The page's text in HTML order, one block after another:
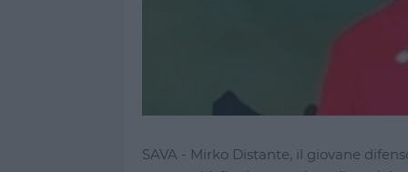
SAVA - Mirko Distante, il giovane